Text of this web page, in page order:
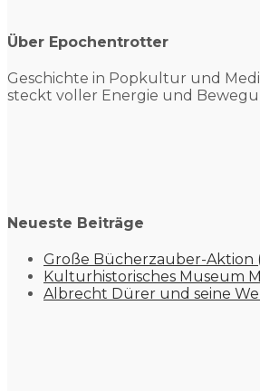
Über Epochentrotter
Geschichte in Popkultur und
steckt voller Energie und
Neueste Beiträge
Große Bücherzauber-Aktion
Kulturhistorisches Museum
Albrecht Dürer und seine